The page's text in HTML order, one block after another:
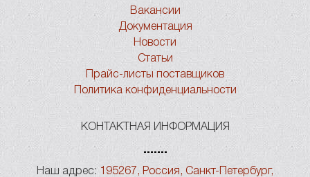
Вакансии
Документация
Новости
Статьи
Прайс-листы поставщиков
Политика конфиденциальности
КОНТАКТНАЯ ИНФОРМАЦИЯ
Наш адрес: 195267, Россия, Санкт-Петербург,